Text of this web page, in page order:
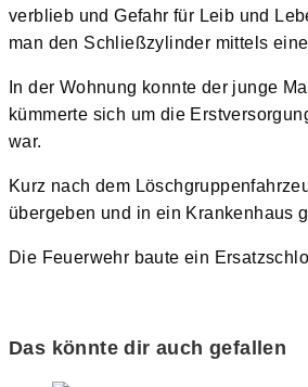
verblieb und Gefahr für Leib und
man den Schließzylinder mittels
In der Wohnung konnte der junge
kümmerte sich um die
war.
Kurz nach dem
übergeben und in ein Krankenhaus
Die Feuerwehr baute ein
Das könnte dir auch gefallen